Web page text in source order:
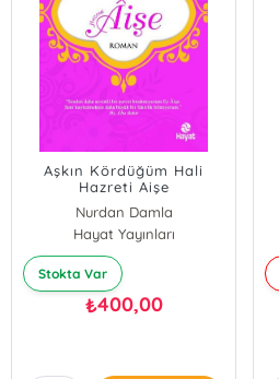
Aşkın Kördüğüm Hali
Hazreti Aişe
Nurdan Damla
Hayat Yayınları
Stokta Var
₺400,00